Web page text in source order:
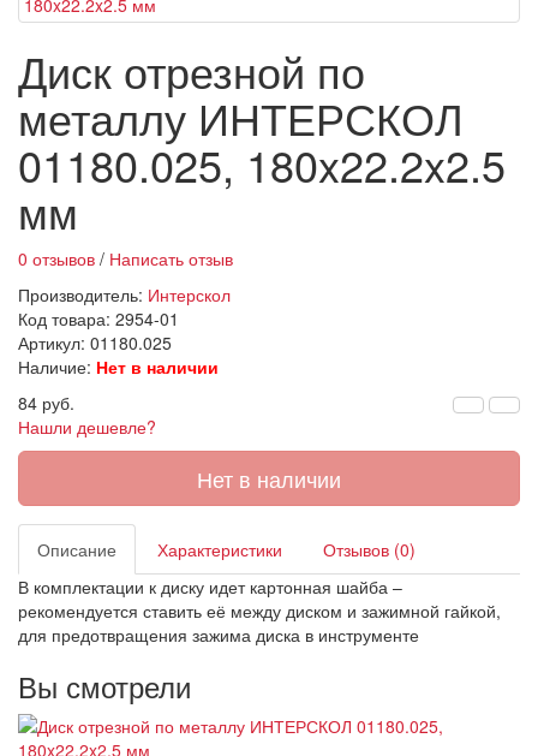
Диск отрезной по
металлу ИНТЕРСКОЛ
01180.025, 180x22.2x2.5
мм
0 отзывов / Написать отзыв
Производитель: Интерскол
Код товара: 2954-01
Артикул: 01180.025
Наличие: Нет в наличии
84 руб.
Нашли дешевле?
Нет в наличии
Описание Характеристики
Отзывов (0)
В комплектации к диску идет картонная шайба –
рекомендуется ставить её между диском и зажимной гайкой,
для предотвращения зажима диска в инструменте
Вы смотрели